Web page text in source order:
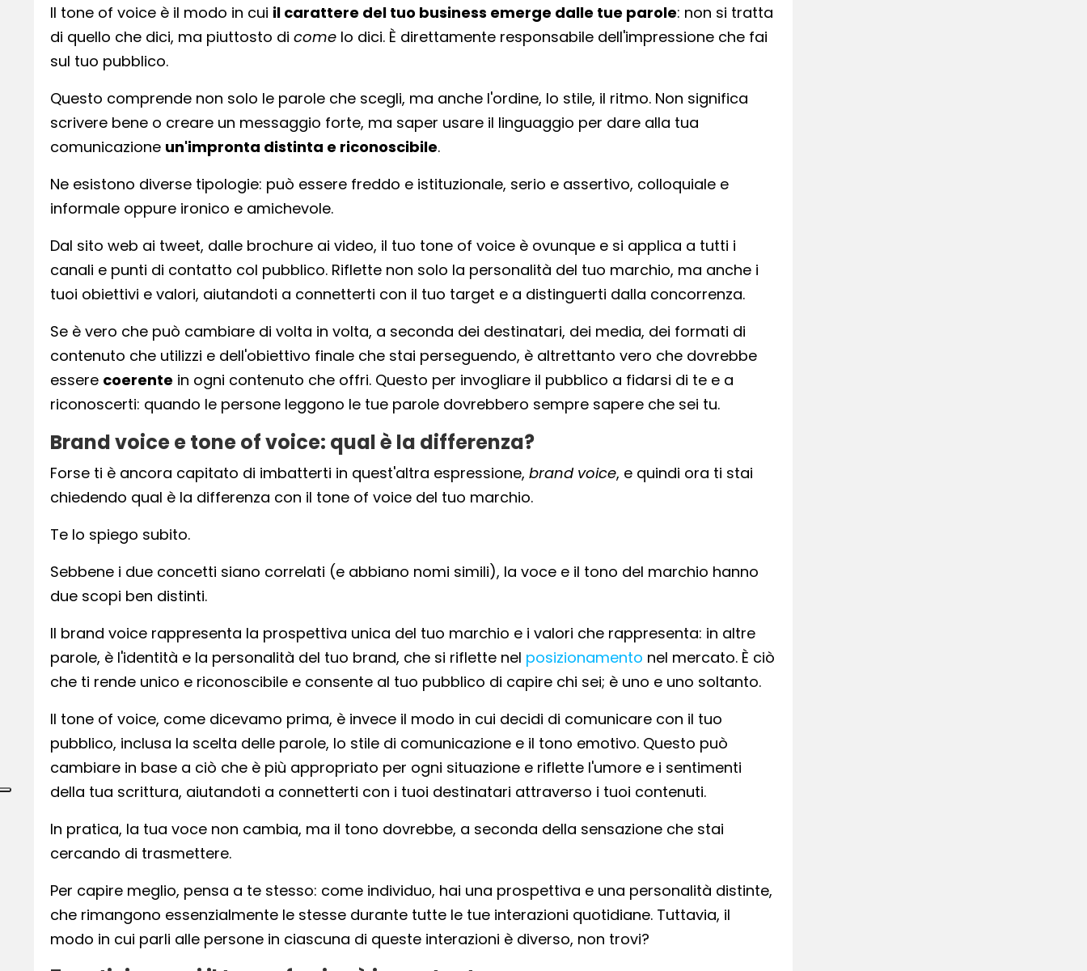
Il tone of voice è il modo in cui il carattere del tuo business emerge dalle tue parole: non si tratta
di quello che dici, ma piuttosto di come lo dici. È direttamente responsabile dell'impressione che fai
sul tuo pubblico.
Questo comprende non solo le parole che scegli, ma anche l'ordine, lo stile, il ritmo. Non significa
scrivere bene o creare un messaggio forte, ma saper usare il linguaggio per dare alla tua
comunicazione un'impronta distinta e riconoscibile.
Ne esistono diverse tipologie: può essere freddo e istituzionale, serio e assertivo, colloquiale e
informale oppure ironico e amichevole.
Dal sito web ai tweet, dalle brochure ai video, il tuo tone of voice è ovunque e si applica a tutti i
canali e punti di contatto col pubblico. Riflette non solo la personalità del tuo marchio, ma anche i
tuoi obiettivi e valori, aiutandoti a connetterti con il tuo target e a distinguerti dalla concorrenza.
Se è vero che può cambiare di volta in volta, a seconda dei destinatari, dei media, dei formati di
contenuto che utilizzi e dell'obiettivo finale che stai perseguendo, è altrettanto vero che dovrebbe
essere coerente in ogni contenuto che offri. Questo per invogliare il pubblico a fidarsi di te e a
riconoscerti: quando le persone leggono le tue parole dovrebbero sempre sapere che sei tu.
Brand voice e tone of voice: qual è la differenza?
Forse ti è ancora capitato di imbatterti in quest'altra espressione, brand voice, e quindi ora ti stai
chiedendo qual è la differenza con il tone of voice del tuo marchio.
Te lo spiego subito.
Sebbene i due concetti siano correlati (e abbiano nomi simili), la voce e il tono del marchio hanno
due scopi ben distinti.
Il brand voice rappresenta la prospettiva unica del tuo marchio e i valori che rappresenta: in altre
parole, è l'identità e la personalità del tuo brand, che si riflette nel posizionamento nel mercato. È ciò
che ti rende unico e riconoscibile e consente al tuo pubblico di capire chi sei; è uno e uno soltanto.
Il tone of voice, come dicevamo prima, è invece il modo in cui decidi di comunicare con il tuo
pubblico, inclusa la scelta delle parole, lo stile di comunicazione e il tono emotivo. Questo può
cambiare in base a ciò che è più appropriato per ogni situazione e riflette l'umore e i sentimenti
della tua scrittura, aiutandoti a connetterti con i tuoi destinatari attraverso i tuoi contenuti.
In pratica, la tua voce non cambia, ma il tono dovrebbe, a seconda della sensazione che stai
cercando di trasmettere.
Per capire meglio, pensa a te stesso: come individuo, hai una prospettiva e una personalità distinte,
che rimangono essenzialmente le stesse durante tutte le tue interazioni quotidiane. Tuttavia, il
modo in cui parli alle persone in ciascuna di queste interazioni è diverso, non trovi?